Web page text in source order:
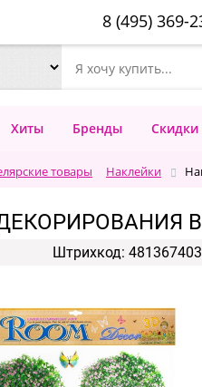
8 (495) 369-
Хиты Бренды Скидки
товары Наклейки
Штрихкод: